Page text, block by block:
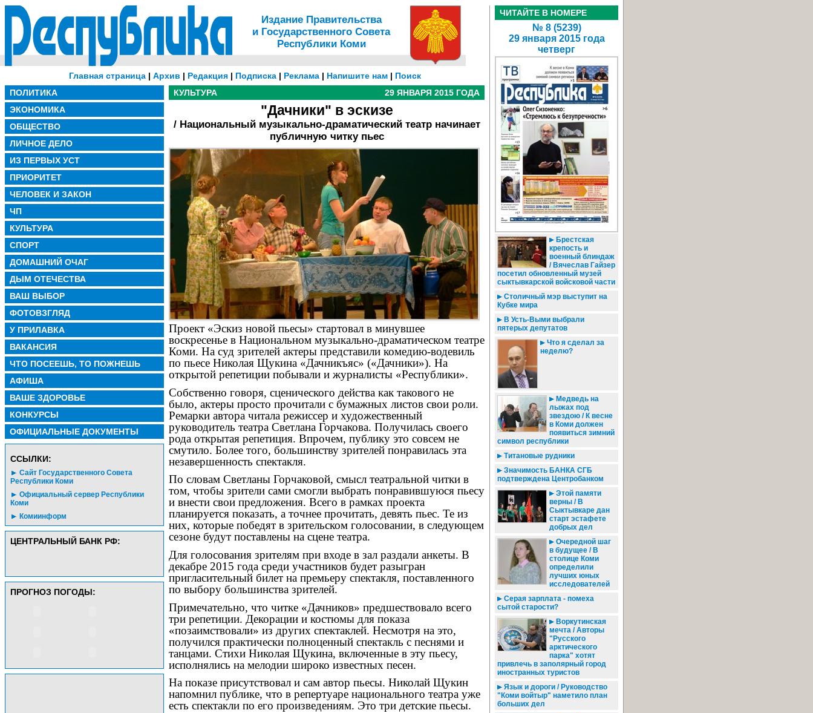
Издание Правительства
и Государственного Совета
Республики Коми
Главная страница| Архив | Редакция| Подписка| Реклама| Напишите нам| Поиск
ПОЛИТИКА
ЭКОНОМИКА
ОБЩЕСТВО
ЛИЧНОЕ ДЕЛО
ИЗ ПЕРВЫХ УСТ
ПРИОРИТЕТ
ЧЕЛОВЕК И ЗАКОН
ЧП
КУЛЬТУРА
СПОРТ
ДОМАШНИЙ ОЧАГ
ДЫМ ОТЕЧЕСТВА
ВАШ ВЫБОР
ФОТОВЗГЛЯД
У ПРИЛАВКА
ВАКАНСИЯ
ЧТО ПОСЕЕШЬ, ТО ПОЖНЕШЬ
АФИША
ВАШЕ ЗДОРОВЬЕ
КОНКУРСЫ
ОФИЦИАЛЬНЫЕ ДОКУМЕНТЫ
CСЫЛКИ:
Сайт Государственного Совета
Республики Коми
Официальный сервер Республики
Коми
Комиинформ
ЦЕНТРАЛЬНЫЙ БАНК РФ:
ПРОГНОЗ ПОГОДЫ:
КУЛЬТУРА 29 ЯНВАРЯ 2015 ГОДА
"Дачники" в эскизе
/ Национальный музыкально-драматический театр начинает
публичную читку пьес
Проект «Эскиз новой пьесы» стартовал в минувшее
воскресенье в Национальном музыкально-драматическом театре
Коми. На суд зрителей актеры представили комедию-водевиль
по пьесе Николая Щукина «Дачникъяс» («Дачники»). На
открытой репетиции побывали и журналисты «Республики».
Собственно говоря, сценического действа как такового не
было, актеры просто прочитали с бумажных листов свои роли.
Ремарки автора читала режиссер и художественный
руководитель театра Светлана Горчакова. Получилась своего
рода открытая репетиция. Впрочем, публику это совсем не
смутило. Более того, большинству зрителей понравилась эта
незавершенность спектакля.
По словам Светланы Горчаковой, смысл театральной читки в
том, чтобы зрители сами смогли выбрать понравившуюся пьесу
и внести свои предложения. Всего в рамках проекта
планируется показать, а точнее прочитать, девять пьес. Те из
них, которые победят в зрительском голосовании, в следующем
сезоне будут поставлены на сцене театра.
Для голосования зрителям при входе в зал раздали анкеты. В
декабре 2015 года среди участников будет разыгран
пригласительный билет на премьеру спектакля, поставленного
по выбору большинства зрителей.
Примечательно, что читке «Дачников» предшествовало всего
три репетиции. Декорации и костюмы для показа
«позаимствовали» из других спектаклей. Несмотря на это,
получился практически полноценный спектакль с песнями и
танцами. Стихи Николая Щукина, включенные в эту пьесу,
исполнялись на мелодии широко известных песен.
На показе присутствовал и сам автор пьесы. Николай Щукин
напомнил публике, что в репертуаре национального театра уже
есть спектакли по его произведениям. Это три детские пьесы.
ЧИТАЙТЕ В НОМЕРЕ
№ 8 (5239)
29 января 2015 года
четверг
Брестская
крепость и
военный блиндаж
/ Вячеслав Гайзер
посетил обновленный музей
сыктывкарской войсковой части
Столичный мэр выступит на
Кубке мира
В Усть-Выми выбрали
пятерых депутатов
Что я сделал за
неделю?
Медведь на
лыжах под
звездою / К весне
в Коми должен
появиться зимний
символ республики
Титановые рудники
Значимость БАНКА СГБ
подтверждена Центробанком
Этой памяти
верны / В
Сыктывкаре дан
старт эстафете
добрых дел
Очередной шаг
в будущее / В
столице Коми
определили
лучших юных
исследователей
Серая зарплата - помеха
сытой старости?
Воркутинская
мечта / Авторы
"Русского
арктического
парка" хотят
привлечь в заполярный город
иностранных туристов
Язык и дороги / Руководство
"Коми войтыр" наметило план
больших дел